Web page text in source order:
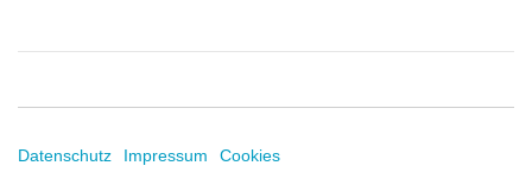
Datenschutz Impressum Cookies